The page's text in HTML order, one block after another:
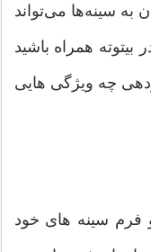
سینه‌ها می‌تواند
همراه باشید
چه ویژگی هایی
و فرم سینه های خود